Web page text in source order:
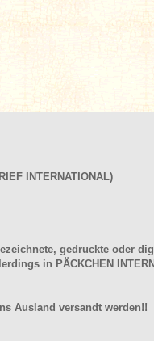
INTERNATIONAL)
gedruckte oder
in PÄCKCHEN
Ausland versandt werden!!